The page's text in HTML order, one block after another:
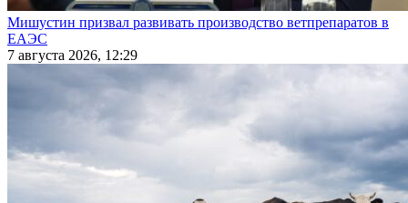
Мишустин призвал развивать производство ветпрепаратов в
ЕАЭС
7 августа 2026, 12:29